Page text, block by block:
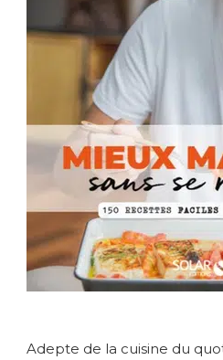
Adepte de la cuisine du